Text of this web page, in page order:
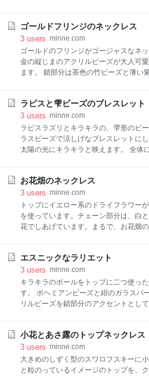
肌に当たる鎖部分もビーズで作っていま
ビーズを編んだ細かな仕上げになってい
スター以外は肌に当たる鎖部分もビーズ
す。 色々な形のあめ色のアクリルビー
系のボヘミアンビーズでつなぎました。
光に輝くネックレスに仕上がりました。
部分はビーズを編んだ細かな仕上げにな
アジャスター以外は肌に当たる鎖部分も
ています。
ゴールドフリンジのネックレス
3 users minne.com
ゴールドのフリンジがゴージャスなネッ
金の縦じまのアクリルビーズが大人可
ます。 鎖部分は茶色の竹ビーズと薄い
アジャスターとフリンシ部分以外は肌に
もビーズで作っています。 ゴールドの
ジャスなネックレスです。金の縦じま
ズが大人可愛らしさがあります。 鎖部
ーズと薄い紫のボヘミアンビーズで細か
分以外は肌に当たる鎖部分もビーズで作
ラピスと雫ビーズのブレスレット
3 users minne.com
ラピスラズリとキラキラの、雫形のビ
ラスビーズで涼しげなブレスレットにし
太陽の光にキラキラと映えます。 全体
ズリとキラキラの、雫形のビーズ、カッ
ズで涼しげなブレスレットにしあげまし
にキラキラと映えます。 全体にビーズ
仕上げになっています。 アジャスター
る鎖部分もビーズで作っています。
お花畑のネックレス
3 users minne.com
トップにイエロー系のドライフラワー
を使っています。チェーン部分は、白
花でしあげています。まるで、お花畑
25×10㎜ チェーン部分はビーズを編ん
になっています。 アジャスター以外は
分もビーズで作っています。 トップに
ライフラワーが入ったビーズを使って
ン部分は、白と淡い黄色の小花でしあげ
ーズ 直径10㎜ しずく型 25×10㎜ チェー
ズを編んだ細かな仕上げになっています
ー以外は肌に当たる鎖部分もビーズで
エスニックなラリエット
3 users minne.com
キラキラのボールをトップに二つ使っ
す。 ボヘミアンビーズと紺のガラスパ
リルビーズを鎖部分のアクセントとし
ラリエットです。 ボヘミアンビーズと
ルと金のアクリルビーズを鎖部分のアク
配置してみました。 全体の印象として
な雰囲気に仕上げました。
小花とあさ露のトップネックレス
3 users minne.com
大きめのしずく型のスワロフスキーに
と粒のっているイメージのトップを、